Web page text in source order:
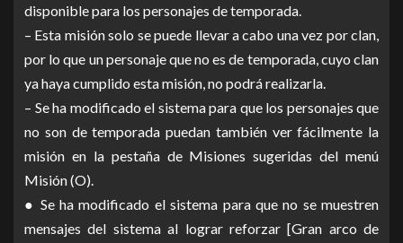
disponible para los personajes de temporada.
– Esta misión solo se puede llevar a cabo una vez por clan,
por lo que un personaje que no es de temporada, cuyo clan
ya haya cumplido esta misión, no podrá realizarla.
– Se ha modificado el sistema para que los personajes que
no son de temporada puedan también ver fácilmente la
misión en la pestaña de Misiones sugeridas del menú
Misión (O).
● Se ha modificado el sistema para que no se muestren
mensajes del sistema al lograr reforzar [Gran arco de